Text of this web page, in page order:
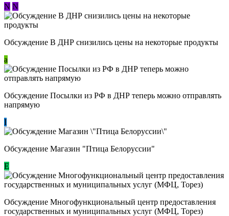
N N
Обсуждение В ДНР снизились цены на некоторые продукты
a
Обсуждение Посылки из РФ в ДНР теперь можно отправлять
напрямую
I
Обсуждение Магазин "Птица Белоруссии"
Е
Обсуждение Многофункциональный центр предоставления
государственных и муниципальных услуг (МФЦ, Торез)